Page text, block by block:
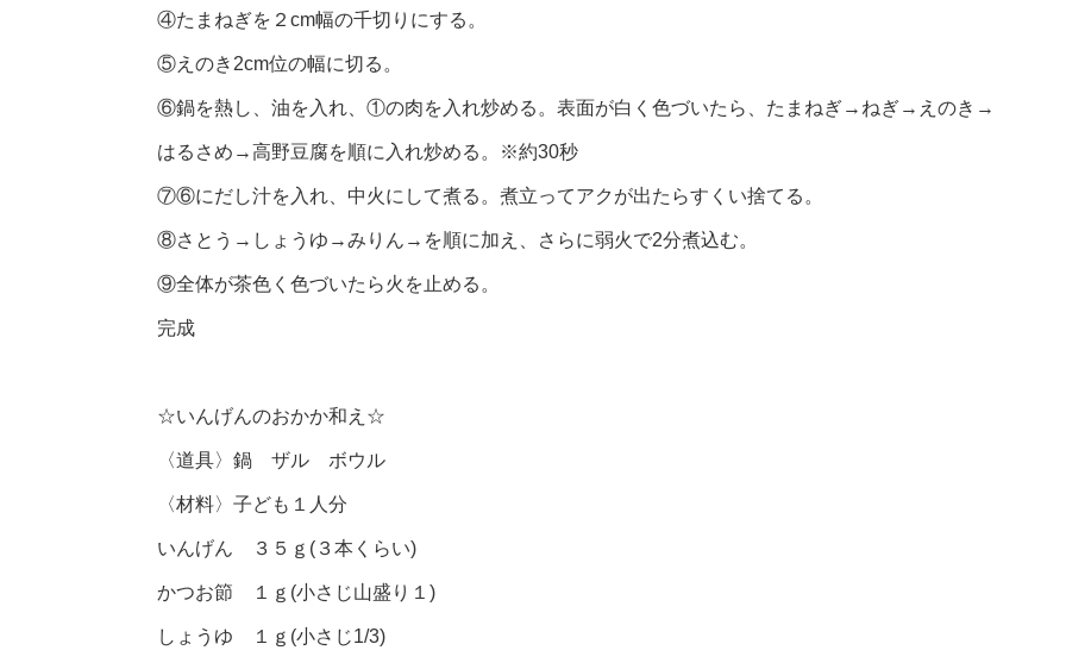
④たまねぎを２cm幅の千切りにする。
⑤えのき2cm位の幅に切る。
⑥鍋を熱し、油を入れ、①の肉を入れ炒める。表面が白く色づいたら、たまねぎ→ねぎ→えのき→
はるさめ→高野豆腐を順に入れ炒める。※約30秒
⑦⑥にだし汁を入れ、中火にして煮る。煮立ってアクが出たらすくい捨てる。
⑧さとう→しょうゆ→みりん→を順に加え、さらに弱火で2分煮込む。
⑨全体が茶色く色づいたら火を止める。
完成
☆いんげんのおかか和え☆
〈道具〉鍋 ザル ボウル
〈材料〉子ども１人分
いんげん ３５ｇ(３本くらい)
かつお節 １ｇ(小さじ山盛り１)
しょうゆ １ｇ(小さじ1/3)